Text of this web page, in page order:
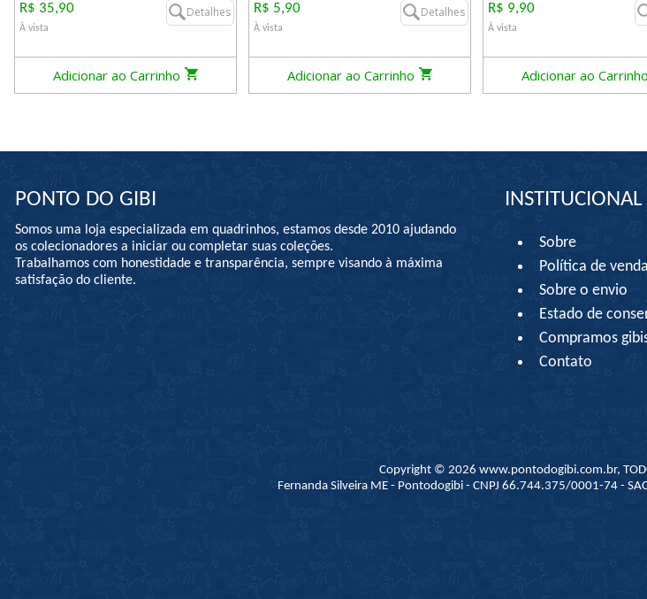
R$ 35,90
À vista
Detalhes
Adicionar ao Carrinho
R$ 5,90
À vista
Detalhes
Adicionar ao Carrinho
R$ 9,90
À vista
Adicionar ao Carrinho
PONTO DO GIBI
Somos uma loja especializada em quadrinhos, estamos desde 2010 ajudando
os colecionadores a iniciar ou completar suas coleções.
Trabalhamos com honestidade e transparência, sempre visando à máxima
satisfação do cliente.
INSTITUCIONAL
Sobre
Política de
Sobre o envio
Estado de
Compramos
Contato
Copyright © 2026 www.pontodogibi.com.br,
Fernanda Silveira ME - Pontodogibi - CNPJ 66.744.375/0001-74 -